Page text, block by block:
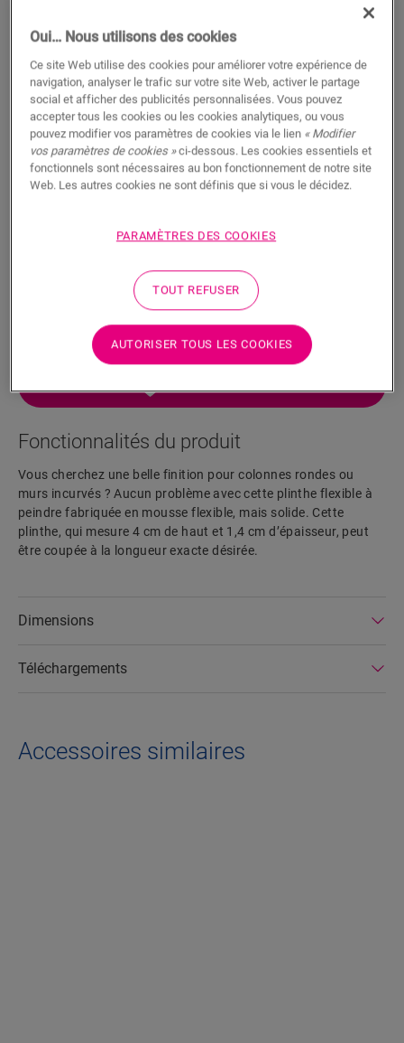
Plinthe à peindre flexible
ACCESSOIRES POUR SOL STRATIFIÉ
PLINTHE SOUPLE RÉSISTANTE À L’EAU À PEINDRE
QSFLEXSKR
Belle finition
Pour votre parquet
Fonctionnalités du produit
Vous cherchez une belle finition pour colonnes rondes ou
murs incurvés ? Aucun problème avec cette plinthe flexible à
peindre fabriquée en mousse flexible, mais solide. Cette
plinthe, qui mesure 4 cm de haut et 1,4 cm d’épaisseur, peut
être coupée à la longueur exacte désirée.
Dimensions
Téléchargements
Accessoires similaires
Oui… Nous utilisons des cookies
Ce site Web utilise des cookies pour améliorer votre expérience de
navigation, analyser le trafic sur votre site Web, activer le partage
social et afficher des publicités personnalisées. Vous pouvez
accepter tous les cookies ou les cookies analytiques, ou vous
pouvez modifier vos paramètres de cookies via le lien « Modifier
vos paramètres de cookies »ci-dessous. Les cookies essentiels et
fonctionnels sont nécessaires au bon fonctionnement de notre site
Web. Les autres cookies ne sont définis que si vous le décidez.
PARAMÈTRES DES COOKIES
TOUT REFUSER
AUTORISER TOUS LES COOKIES